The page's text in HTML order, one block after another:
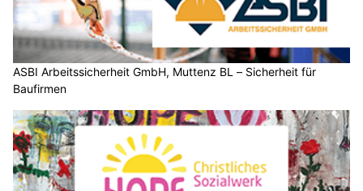
ASBI Arbeitssicherheit GmbH, Muttenz BL – Sicherheit für
Baufirmen